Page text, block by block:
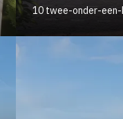
10 twee-onder-een-